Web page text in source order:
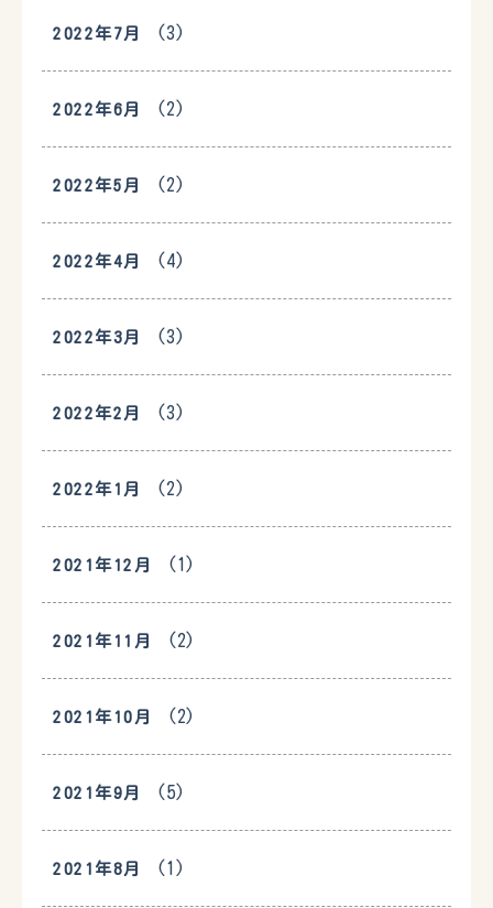
2022年7月 (3)
2022年6月 (2)
2022年5月 (2)
2022年4月 (4)
2022年3月 (3)
2022年2月 (3)
2022年1月 (2)
2021年12月 (1)
2021年11月 (2)
2021年10月 (2)
2021年9月 (5)
2021年8月 (1)